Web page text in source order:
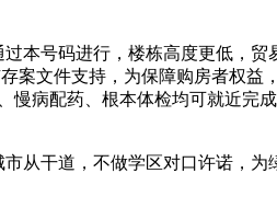
本号码进行，楼栋高度更低，贸
案文件支持，为保障购房者权益
病配药、根本体检均可就近完成
从干道，不做学区对口许诺，为